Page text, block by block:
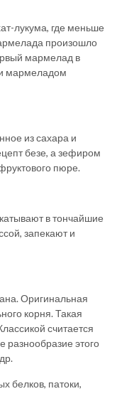
лукума, где меньше
произошло
мармелад в
мармеладом
из сахара и
безе, а зефиром
пюре.
в тончайшие
запекают и
Оригинальная
корня. Такая
считается
разнообразие этого
белков, патоки,